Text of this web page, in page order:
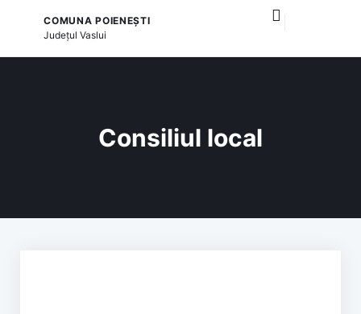
COMUNA POIENEȘTI
JudețulVaslui
Consiliul local